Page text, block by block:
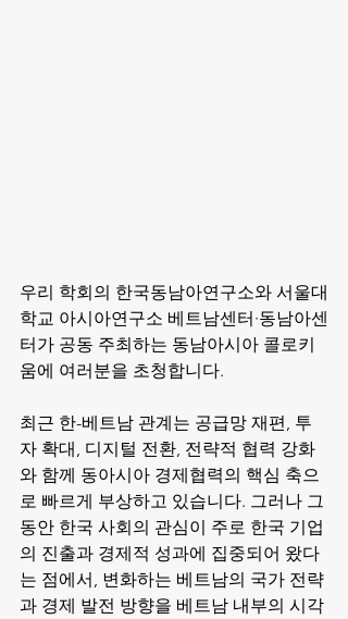
우리 학회의 한국동남아연구소와 서울대
학교 아시아연구소 베트남센터·동남아센
터가 공동 주최하는 동남아시아 콜로키
움에 여러분을 초청합니다.
최근 한-베트남 관계는 공급망 재편, 투
자 확대, 디지털 전환, 전략적 협력 강화
와 함께 동아시아 경제협력의 핵심 축으
로 빠르게 부상하고 있습니다. 그러나 그
동안 한국 사회의 관심이 주로 한국 기업
의 진출과 경제적 성과에 집중되어 왔다
는 점에서, 변화하는 베트남의 국가 전략
과 경제 발전 방향을 베트남 내부의 시각